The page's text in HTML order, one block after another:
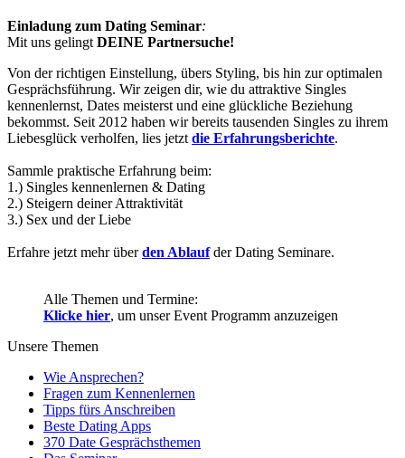
Einladung zum Dating Seminar:
Mit uns gelingt DEINE Partnersuche!
Von der richtigen Einstellung, übers Styling, bis hin zur optimalen
Gesprächsführung. Wir zeigen dir, wie du attraktive Singles
kennenlernst, Dates meisterst und eine glückliche Beziehung
bekommst. Seit 2012 haben wir bereits tausenden Singles zu ihrem
Liebesglück verholfen, lies jetzt die Erfahrungsberichte.
Sammle praktische Erfahrung beim:
1.) Singles kennenlernen & Dating
2.) Steigern deiner Attraktivität
3.) Sex und der Liebe
Erfahre jetzt mehr überden Ablaufder Dating Seminare.
Alle Themen und Termine:
Klicke hier, um unser Event Programm anzuzeigen
Unsere Themen
Wie Ansprechen?
Fragen zum Kennenlernen
Tipps fürs Anschreiben
Beste Dating Apps
370 Date Gesprächsthemen